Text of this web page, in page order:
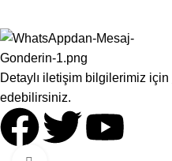
Detaylı iletişim bilgilerimiz için
edebilirsiniz.